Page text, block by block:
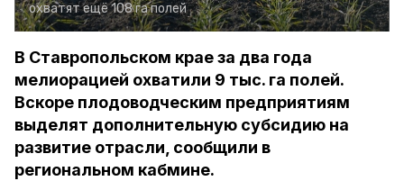
охватят ещё 108 га полей
В Ставропольском крае за два года
мелиорацией охватили 9 тыс. га полей.
Вскоре плодоводческим предприятиям
выделят дополнительную субсидию на
развитие отрасли, сообщили в
региональном кабмине.